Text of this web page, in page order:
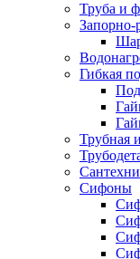
Труба и
Запорно-
Гибкая
Трубная
Сифоны